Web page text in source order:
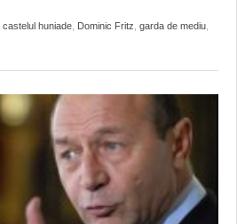
castelul huniade Dominic Fritz garda de mediu